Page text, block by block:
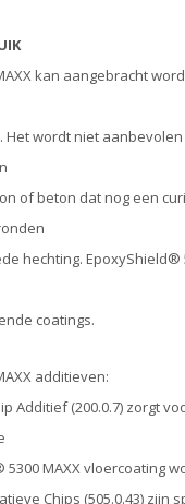
kan aangebracht
Het wordt niet
of beton dat nog een
hechting. EpoxyShield®
coatings.
additieven:
Additief (200.0.7) zorgt
MAXX vloercoating
Chips (505.0.43) zijn